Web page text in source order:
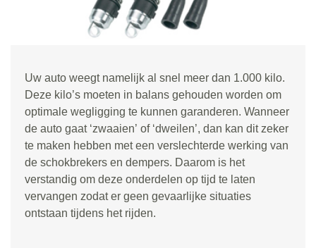
Uw auto weegt namelijk al snel meer dan 1.000 kilo.
Deze kilo’s moeten in balans gehouden worden om
optimale wegligging te kunnen garanderen. Wanneer
de auto gaat ‘zwaaien’ of ‘dweilen’, dan kan dit zeker
te maken hebben met een verslechterde werking van
de schokbrekers en dempers. Daarom is het
verstandig om deze onderdelen op tijd te laten
vervangen zodat er geen gevaarlijke situaties
ontstaan tijdens het rijden.